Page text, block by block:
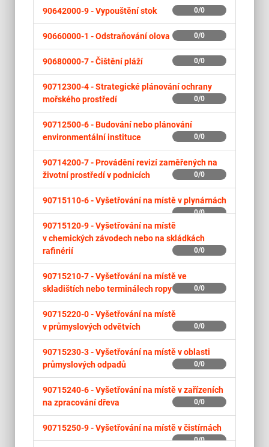
90642000-9 -Vypouštění stok 0/0
90660000-1 -Odstraňování olova 0/0
90680000-7 -Čištění pláží 0/0
90712300-4 -Strategické plánování ochrany
mořského prostředí
0/0
90712500-6 -Budování nebo plánování
environmentální instituce
0/0
90714200-7 -Provádění revizí zaměřených na
životní prostředí v podnicích
0/0
90715110-6 -Vyšetřování na místě v plynárnách
0/0
90715120-9 -Vyšetřování na místě
v chemických závodech nebo na skládkách
rafinérií
0/0
90715210-7 -Vyšetřování na místě ve
skladištích nebo terminálech ropy
0/0
90715220-0 -Vyšetřování na místě
v průmyslových odvětvích
0/0
90715230-3 -Vyšetřování na místě v oblasti
průmyslových odpadů
0/0
90715240-6 -Vyšetřování na místě v zařízeních
na zpracování dřeva
0/0
90715250-9 -Vyšetřování na místě v čistírnách
0/0